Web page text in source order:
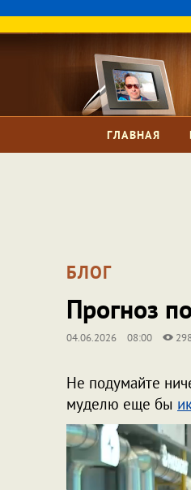
ГЛАВНАЯ
БЛОГ
Прогноз
04.06.2026 08:00
Не подумайте
муделю еще бы